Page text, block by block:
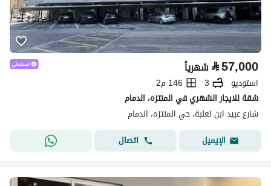
⃁57,000 شهرياً
استوديو 3
146 م2
شقة للايجار الشهري في المنتزه، الدمام
شارع عبيد ابن ثعلبة، حي المنتزه، الدمام
الإيميل
اتصال